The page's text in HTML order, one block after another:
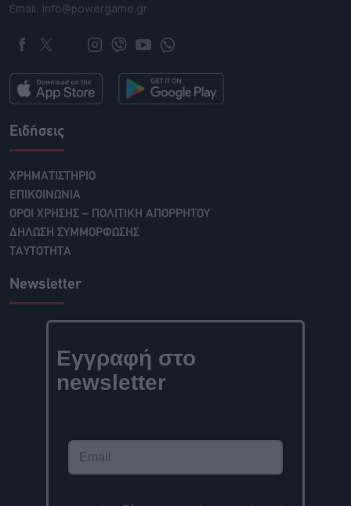
Email: info@powergame.gr
Ειδήσεις
ΧΡΗΜΑΤΙΣΤΗΡΙΟ
ΕΠΙΚΟΙΝΩΝΙΑ
ΟΡΟΙ ΧΡΗΣΗΣ – ΠΟΛΙΤΙΚΗ ΑΠΟΡΡΗΤΟΥ
ΔΗΛΩΣΗ ΣΥΜΜΟΡΦΩΣΗΣ
ΤΑΥΤΟΤΗΤΑ
Newsletter
Εγγραφή στο
newsletter